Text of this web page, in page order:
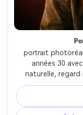
portrait
années 30
naturelle, regard
marron, intérieur
remplissage
haut, léger angle